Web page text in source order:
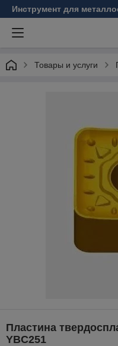
Инструмент для
Товары и услуги
Пластина
YBC251